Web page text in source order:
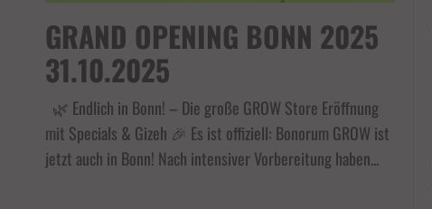
GRAND OPENING BONN 2025
31.10.2025
🌿 Endlich in Bonn! – Die große GROW Store Eröffnung
mit Specials & Gizeh 🎉 Es ist offiziell: Bonorum GROW ist
jetzt auch in Bonn! Nach intensiver Vorbereitung haben...